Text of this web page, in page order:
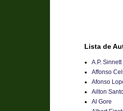
Lista de
A.P. Sinnett
Affonso
Afonso
Ailton
Al Gore